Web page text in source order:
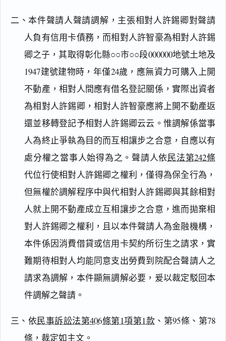
二、本件聲請人聲請調解，主張相對人許錫卿對聲請
人負有信用卡債務，而相對人許智豪為相對人許錫
卿之子，其取得彰化縣○○市○○段000000地號土地及
1947建號建物時，年僅24歲，應無資力可購入上開
不動產，相對人間應有借名登記關係，實際出資者
為相對人許錫卿，相對人許智豪應將上開不動產返
還並移轉登記予相對人許錫卿云云。惟調解係當事
人為終止爭執為目的而互相讓步之合意，自應以有
處分權之當事人始得為之。聲請人依民法第242條
代位行使相對人許錫卿之權利，僅得為保全行為，
但無權於調解程序中與代相對人許錫卿與其餘相對
人就上開不動產成立互相讓步之合意，進而拋棄相
對人許錫卿之權利，且以本件聲請人為金融機構，
本件係因消費借貸或信用卡契約所衍生之請求，實
難期待相對人均能同意支出勞費到院配合聲請人之
請求為調解，本件顯無調解必要，爰以裁定駁回本
件調解之聲請。
三、依民事訴訟法第406條第1項第1款 、第95條、第78
條，裁定如主文。
閱讀 研究
搜尋本
理